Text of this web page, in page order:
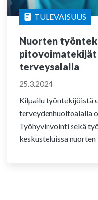
TULEVAISUUS
Nuorten
pitovoimatekijät
terveysalalla
25.3.2024
Kilpailu työntekijöistä
terveydenhuoltoalalla
Työhyvinvointi sekä
keskusteluissa